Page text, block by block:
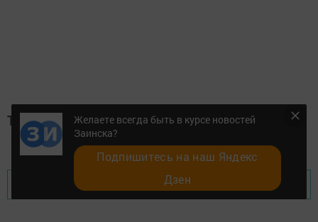
Теги:
250
Перейти на страницу новости
Желаете всегда быть в курсе новостей
Заинска?
Подпишитесь на наш Яндекс
Дзен